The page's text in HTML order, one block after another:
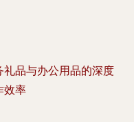
礼品与办公用品的深度
效率